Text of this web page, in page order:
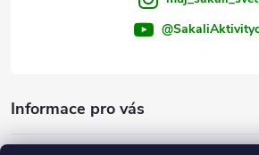
Informace pro vás